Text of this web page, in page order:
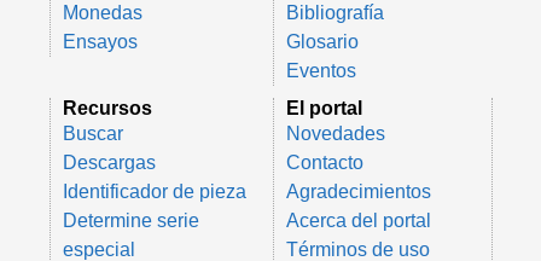
Monedas
Ensayos
Bibliografía
Glosario
Eventos
Recursos
Buscar
Descargas
Identificador de pieza
Determine serie
especial
El portal
Novedades
Contacto
Agradecimientos
Acerca del portal
Términos de uso